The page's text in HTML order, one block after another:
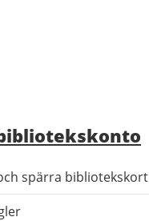
spärra bibliotekskort